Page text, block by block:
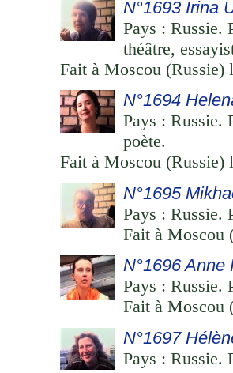
N°1693 Irina
Pays : Russie.
théâtre,
Fait à Moscou (Russie)
N°1694
Pays : Russie.
poète.
Fait à Moscou (Russie)
N°1695
Pays : Russie.
Fait à Moscou
N°1696 Anne
Pays : Russie.
Fait à Moscou
N°1697
Pays : Russie.